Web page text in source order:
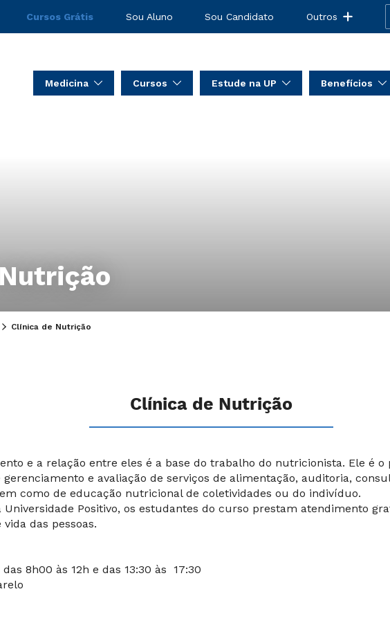
Cursos Grátis Sou Aluno Sou Candidato Outros
Medicina Cursos Estude na UP Benefícios
Clínica de Nutrição
Clínica de Nutrição
e a relação entre eles é a base do trabalho do nutricionista. Ele é o
gerenciamento e avaliação de serviços de alimentação, auditoria,
como de educação nutricional de coletividades ou do indivíduo.
Positivo, os estudantes do curso prestam atendimento
das pessoas.
8h00 às 12h e das 13:30 às 17:30